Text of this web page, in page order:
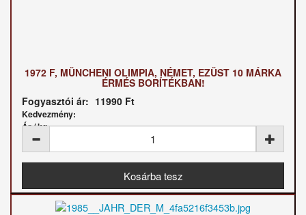
1972 F, MÜNCHENI OLIMPIA, NÉMET, EZÜST 10 MÁRKA
ÉRMÉS BORÍTÉKBAN!
Fogyasztói ár: 11990 Ft
Kedvezmény:
Ár / kg: